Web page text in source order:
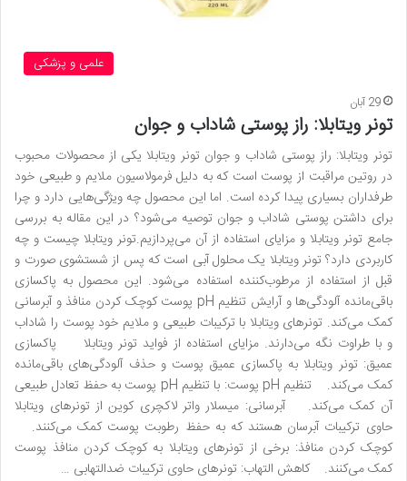
علمی و پزشکی
29 آبان
تونر ویتابلا: راز پوستی شاداب و جوان
تونر ویتابلا: راز پوستی شاداب و جوان تونر ویتابلا یکی از محصولات محبوب
در روتین مراقبت از پوست است که به دلیل فرمولاسیون ملایم و طبیعی خود
طرفداران بسیاری پیدا کرده است. اما این محصول چه ویژگی‌هایی دارد و چرا
برای داشتن پوستی شاداب و جوان توصیه می‌شود؟ در این مقاله به بررسی
جامع تونر ویتابلا و مزایای استفاده از آن می‌پردازیم.تونر ویتابلا چیست و چه
کاربردی دارد؟ تونر ویتابلا یک محلول آبی است که پس از شستشوی صورت و
قبل از استفاده از مرطوب‌کننده استفاده می‌شود. این محصول به پاکسازی
باقی‌مانده آلودگی‌ها و آرایش تنظیم pH پوست کوچک کردن منافذ و آبرسانی
کمک می‌کند. تونرهای ویتابلا با ترکیبات طبیعی و ملایم خود پوست را شاداب
و با طراوت نگه می‌دارند. مزایای استفاده از فواید تونر ویتابلا پاکسازی
عمیق: تونر ویتابلا به پاکسازی عمیق پوست و حذف آلودگی‌های باقی‌مانده
کمک می‌کند. تنظیم pH پوست: با تنظیم pH پوست به حفظ تعادل طبیعی
آن کمک می‌کند. آبرسانی: میسلار واتر لاکچری کوین از تونرهای ویتابلا
حاوی ترکیبات آبرسان هستند که به حفظ رطوبت پوست کمک می‌کنند.
کوچک کردن منافذ: برخی از تونرهای ویتابلا به کوچک کردن منافذ پوست
کمک می‌کنند. کاهش التهاب: تونرهای حاوی ترکیبات ضدالتهابی …